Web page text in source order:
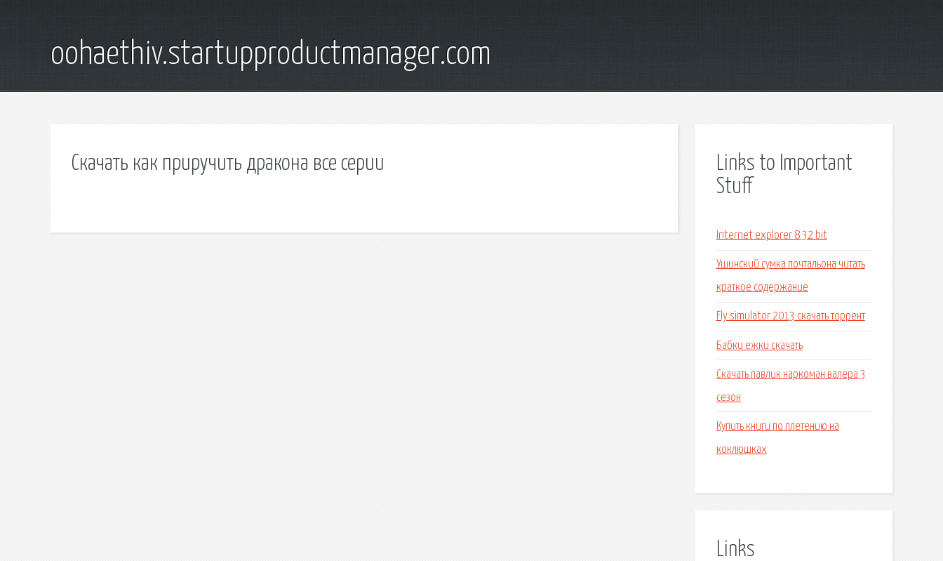
oohaethiv.startupproductmanager.com
Скачать как приручить дракона все серии
Links to Important
Stuff
Internet explorer 8 32 bit
Ушинский сумка почтальона читать
краткое содержание
Fly simulator 2013 скачать торрент
Бабки ежки скачать
Скачать павлик наркоман валера 3
сезон
Купить книги по плетению на
коклюшках
Links